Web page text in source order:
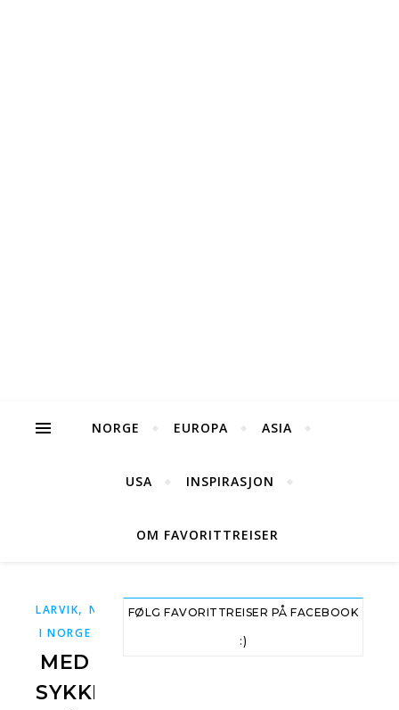
NORGE EUROPA ASIA
USA INSPIRASJON
OM FAVORITTREISER
LARVIK,NORGE,SYKKELTUR
I NORGE
MED
SYKKEL
FØLG FAVORITTREISER PÅ FACEBOOK
:)